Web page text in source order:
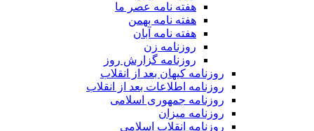
هفته نامه عصر ما
هفته نامه بهمن
هفته نامه آبان
روزنامه زن
روزنامه گزارش روز
روزنامه کیهان بعد از انقلاب
روزنامه اطلاعات بعد از انقلاب
روزنامه جمهوری اسلامی
روزنامه میزان
روزنامه انقلاب اسلامی